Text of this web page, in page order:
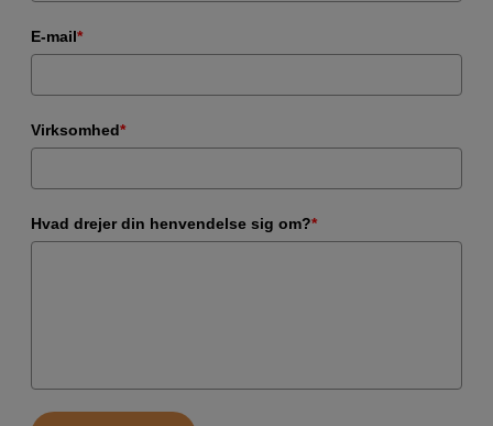
E-mail*
Virksomhed*
Hvad drejer din henvendelse sig om?*